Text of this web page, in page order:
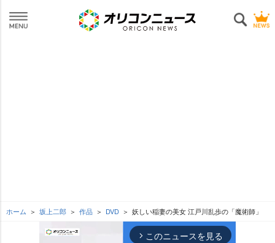
ホーム 坂上二郎 作品 DVD 妖しい稲妻の美女 江戸川乱歩の「魔術師」
arrow_forward_ios このニュースを見る